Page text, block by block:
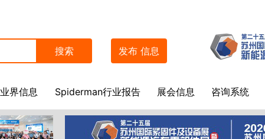
搜索 发布 信息
业界信息 Spiderman行业报告 展会信息 咨询系统